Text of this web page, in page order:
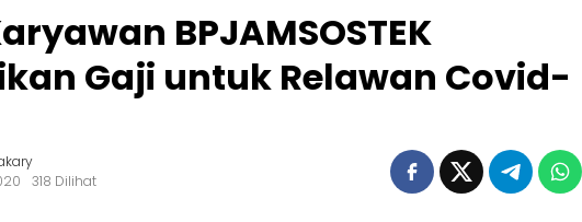
BPJAMSOSTEK
Gaji untuk Relawan Covid-
318 Dilihat